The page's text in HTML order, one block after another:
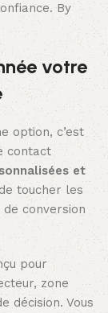
By
votre
option, c’est
contact
et
toucher les
conversion
pour
zone
décision. Vous